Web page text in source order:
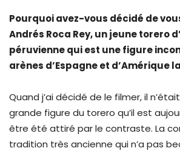
Pourquoi avez-vous décidé de
Andrés Roca Rey, un jeune torero
péruvienne qui est une figure
arènes d’Espagne et d’Amérique
Quand j’ai décidé de le filmer, il
grande figure du torero qu’il est
être été attiré par le contraste. La
tradition très ancienne qui n’a pas